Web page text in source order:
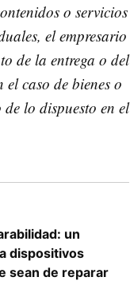
o servicios
el empresario
de la entrega o del
el caso de bienes o
lo dispuesto en el
un
dispositivos
sean de reparar